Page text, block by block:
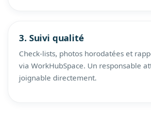
3. Suivi qualité
Check-lists, photos horodatées et
via WorkHubSpace. Un responsable
joignable directement.